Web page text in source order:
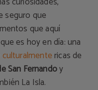
seguro que
que aquí
es hoy en día: una
culturalmentericas de
San Fernandoy
La Isla.